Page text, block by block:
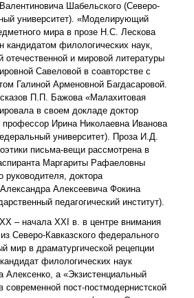
Шабельского (Северо-
университет). «Моделирующий
мира в прозе Н.С. Лескова
кандидатом филологических наук,
и мировой литературы
Савеловой в соавторстве с
Галиной Арменовной Багдасаровой.
П.П. Бажова «Малахитовая
в своем докладе доктор
профессор Ирина Николаевна Иванова
университет). Проза И.Д.
письма-вещи рассмотрена в
Маргариты Рафаеловны
руководителя, доктора
Алексеевича Фокина
педагогический институт).
– начала XXI в. в центре внимания
Северо-Кавказского федерального
мир в драматургической рецепции
филологических наук
Алексенко, а «Экзистенциальный
пост-постмодернистской